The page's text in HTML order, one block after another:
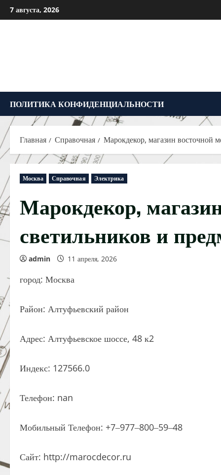
Перейти
к
7 августа, 2026
ПОЛИТИКА КОНФИДЕНЦИАЛЬНОСТИ
Главная Справочная Марокдекор, магазин восточной
Москва Справочная Электрика
Марокдекор,
светильников и
admin 11 апреля, 2026
город: Москва
Район: Алтуфьевский район
Адрес: Алтуфьевское шоссе, 48 к2
Индекс: 127566.0
Телефон: nan
Мобильный Телефон: +7‒977‒800‒59‒48
Сайт: http://marocdecor.ru